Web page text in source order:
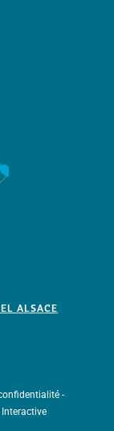
Facebook
sur Instagram
sur Youtube
ALSACE
-
Interactive